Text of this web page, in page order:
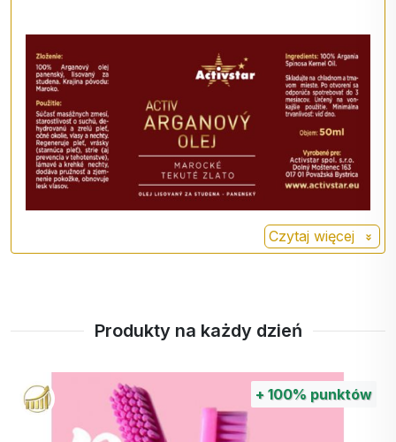
ręcznym łuskaniu orzecha w celu wydobycia
bogatych w olej ziaren znajdujących się w środku"
- mówi dr Hadley King, dermatolog i instruktor
kliniczny dermatologii w klinice Weill Medical
College Cornell University. Weill Medical College
Cornell University. "Jądra są następnie mielone i
tłoczone w celu uzyskania czystego,
niefiltrowanego oleju arganowego, a następnie
dekantowane i filtrowane w celu uzyskania jeszcze
aktywuje produkcję naturalnych lipidów (inaczej
wyjaśnia Erum Ilyas, M.D., dermatolog z
Montgomery Dermatology w Pensylwanii.
Czytaj więcej
Produkty na każdy dzień
+ 100% punktów